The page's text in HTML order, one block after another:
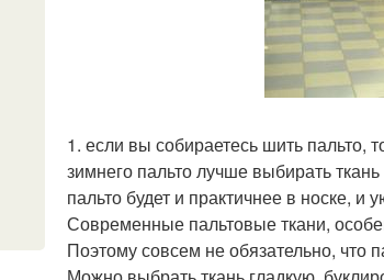
1. если вы собираетесь шить пальто,
зимнего пальто лучше выбирать
пальто будет и практичнее в носке,
Современные пальтовые ткани,
Поэтому совсем не обязательно, что